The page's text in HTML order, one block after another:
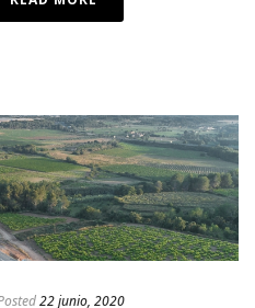
22 junio, 2020